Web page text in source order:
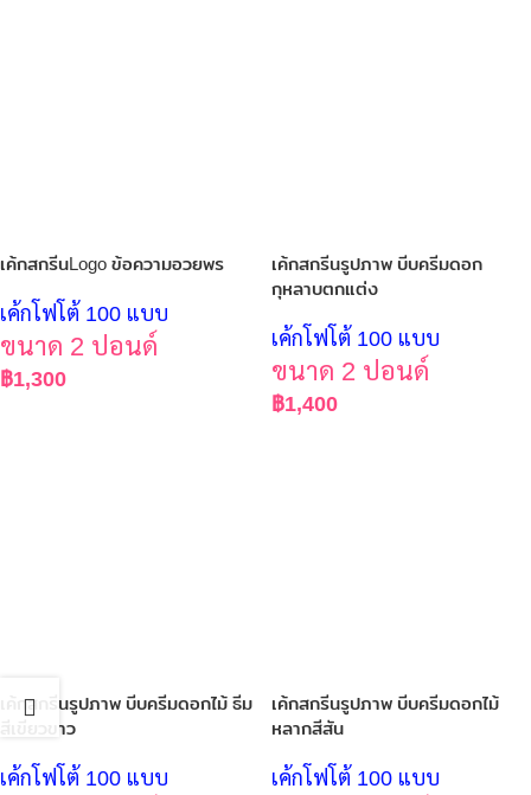
เค้กสกรีนLogo ข้อความอวยพร
เค้กโฟโต้ 100 แบบ
ขนาด 2 ปอนด์
฿1,300
เค้กสกรีนรูปภาพ บีบครีมดอก
กุหลาบตกแต่ง
เค้กโฟโต้ 100 แบบ
ขนาด 2 ปอนด์
฿1,400
เค้กสกรีนรูปภาพ บีบครีมดอกไม้ ธีม
สีเขียวขาว
เค้กโฟโต้ 100 แบบ
เค้กสกรีนรูปภาพ บีบครีมดอกไม้
หลากสีสัน
เค้กโฟโต้ 100 แบบ